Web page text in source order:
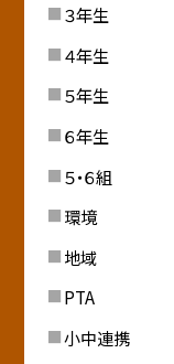
３年生
４年生
５年生
６年生
５・６組
環境
地域
PTA
小中連携